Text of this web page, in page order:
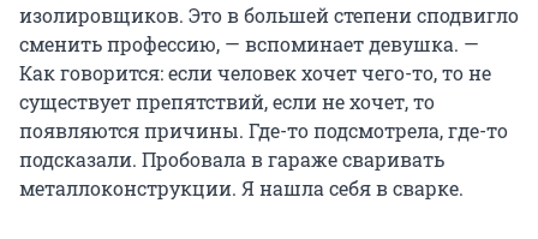
изолировщиков. Это в большей степени сподвигло
сменить профессию, — вспоминает девушка. —
Как говорится: если человек хочет чего-то, то не
существует препятствий, если не хочет, то
появляются причины. Где-то подсмотрела, где-то
подсказали. Пробовала в гараже сваривать
металлоконструкции. Я нашла себя в сварке.